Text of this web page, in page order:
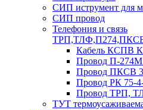
СИП иструмент для
СИП провод
Телефония и связь
Кабель КСПВ
Провод П-274М
Провод ПКСВ
Провод РК 75-
Провод ТРП,
ТУТ